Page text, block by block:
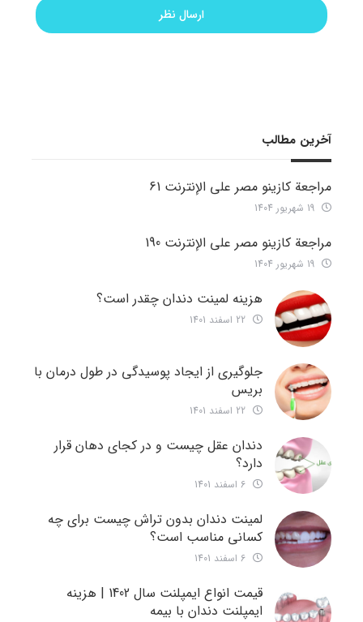
آخرین مطالب
مراجعة كازينو مصر على الإنترنت 61
مراجعة كازينو مصر على الإنترنت 190
هزینه لمینت دندان چقدر است؟
جلوگیری از ایجاد پوسیدگی در طول درمان با
بریس
دندان عقل چیست و در کجای دهان قرار
دارد؟
لمینت دندان بدون تراش چیست برای چه
کسانی مناسب است؟
قیمت انواع ایمپلنت سال 1402 | هزینه
ایمپلنت دندان با بیمه